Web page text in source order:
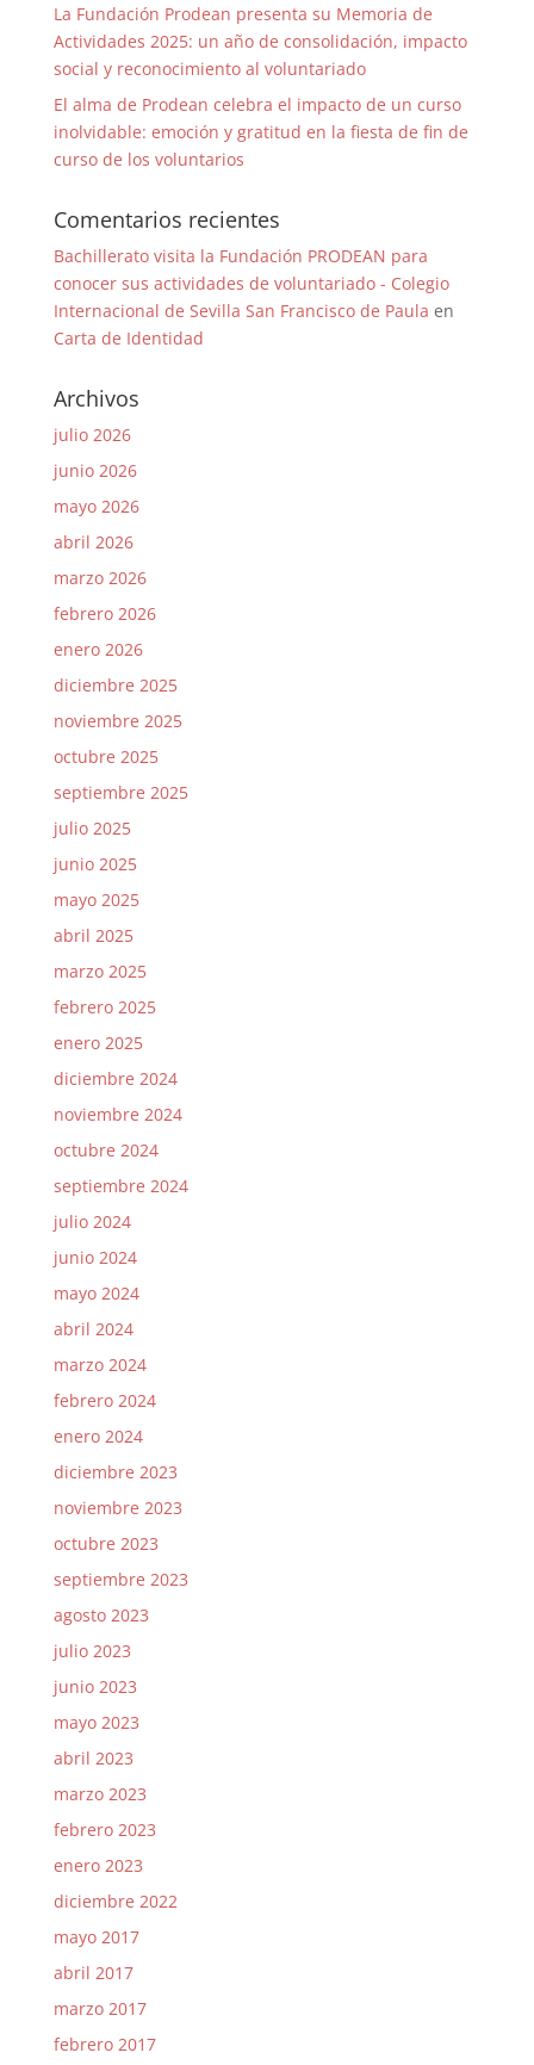
La Fundación Prodean presenta su Memoria de
Actividades 2025: un año de consolidación, impacto
social y reconocimiento al voluntariado
El alma de Prodean celebra el impacto de un curso
inolvidable: emoción y gratitud en la fiesta de fin de
curso de los voluntarios
Comentarios recientes
Bachillerato visita la Fundación PRODEAN para
conocer sus actividades de voluntariado - Colegio
Internacional de Sevilla San Francisco de Paula en
Carta de Identidad
Archivos
julio 2026
junio 2026
mayo 2026
abril 2026
marzo 2026
febrero 2026
enero 2026
diciembre 2025
noviembre 2025
octubre 2025
septiembre 2025
julio 2025
junio 2025
mayo 2025
abril 2025
marzo 2025
febrero 2025
enero 2025
diciembre 2024
noviembre 2024
octubre 2024
septiembre 2024
julio 2024
junio 2024
mayo 2024
abril 2024
marzo 2024
febrero 2024
enero 2024
diciembre 2023
noviembre 2023
octubre 2023
septiembre 2023
agosto 2023
julio 2023
junio 2023
mayo 2023
abril 2023
marzo 2023
febrero 2023
enero 2023
diciembre 2022
mayo 2017
abril 2017
marzo 2017
febrero 2017